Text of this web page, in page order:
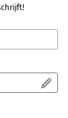
In Wij, beren
(...) in
jij niet ziet